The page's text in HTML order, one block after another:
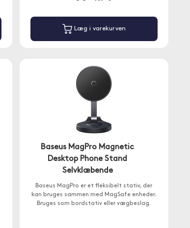
Læg i varekurven
Baseus MagPro Magnetic
Desktop Phone Stand
Selvklæbende
Baseus MagPro er et fleksibelt stativ, der
kan bruges sammen med MagSafe enheder.
Bruges som bordstativ eller vægbeslag.